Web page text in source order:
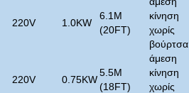
220V 1.0KW
6.1M
(20FT)
κίνηση
χωρίς
βούρτσα
220V 0.75KW
5.5M
(18FT)
άμεση
κίνηση
χωρίς